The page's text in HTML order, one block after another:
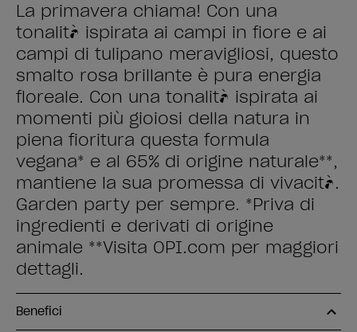
La primavera chiama! Con una
tonalità ispirata ai campi in fiore e ai
campi di tulipano meravigliosi, questo
smalto rosa brillante è pura energia
floreale. Con una tonalità ispirata ai
momenti più gioiosi della natura in
piena fioritura questa formula
vegana* e al 65% di origine naturale**,
mantiene la sua promessa di vivacità.
Garden party per sempre. *Priva di
ingredienti e derivati di origine
animale **Visita OPI.com per maggiori
dettagli.
Benefici